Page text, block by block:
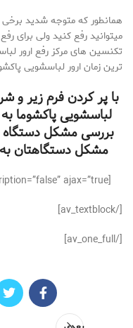
همانطور که متوجه شدید برخی
میتوانید رفع کنید ولی برای
تکنسین های مرکز رفع ارور
ترین زمان ارور لباسشویی
با پر کردن فرم زیر و
لباسشویی پاکشوما
بررسی مشکل دستگاه
مشکل دستگاهتان به
[gravityform id=”5″ title=”true” description=”false” ajax=”true”]
[/av_textblock]
[/av_one_full]